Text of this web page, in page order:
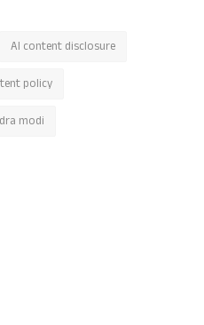
AI content disclosure
policy
modi